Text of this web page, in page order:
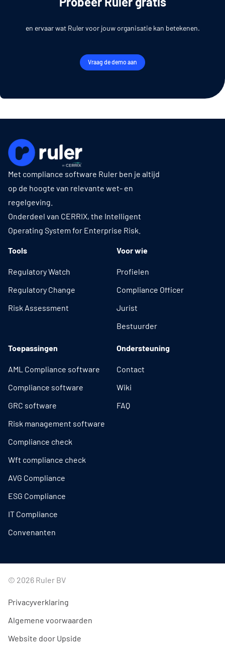
en ervaar wat Ruler voor jouw organisatie kan betekenen.
Vraag de demo aan
Met compliance software Ruler ben je altijd
op de hoogte van relevante wet- en
regelgeving.
Onderdeel van CERRIX, the Intelligent
Operating System for Enterprise Risk.
Tools
Regulatory Watch
Regulatory Change
Risk Assessment
Voor wie
Profielen
Compliance Officer
Jurist
Bestuurder
Toepassingen
AML Compliance software
Compliance software
GRC software
Risk management software
Compliance check
Wft compliance check
AVG Compliance
ESG Compliance
IT Compliance
Convenanten
Ondersteuning
Contact
Wiki
FAQ
© 2026 Ruler BV
Privacyverklaring
Algemene voorwaarden
Website door Upside